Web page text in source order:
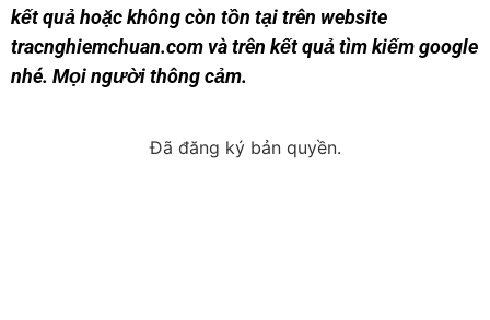
kết quả hoặc không còn tồn tại trên website
tracnghiemchuan.com và trên kết quả tìm kiếm google
nhé. Mọi người thông cảm.
Đã đăng ký bản quyền.